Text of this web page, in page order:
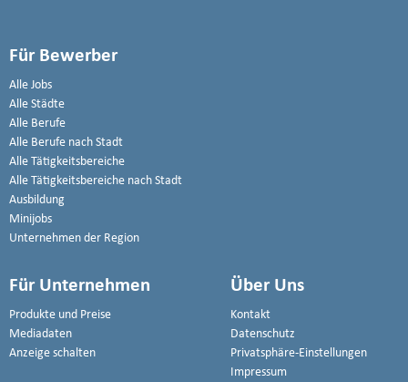
Für Bewerber
Alle Jobs
Alle Städte
Alle Berufe
Alle Berufe nach Stadt
Alle Tätigkeitsbereiche
Alle Tätigkeitsbereiche nach Stadt
Ausbildung
Minijobs
Unternehmen der Region
Für Unternehmen
Produkte und Preise
Mediadaten
Anzeige schalten
Über Uns
Kontakt
Datenschutz
Privatsphäre-Einstellungen
Impressum